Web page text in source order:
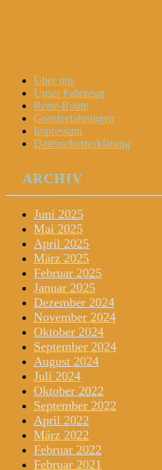
Menu
Widgets
Search
Skip
content
Über uns
Unser Fahrzeug
Reise-Route
Grenzerfahrungen
Impressum
Datenschutzerklärung
ARCHIV
Juni 2025
Mai 2025
April 2025
März 2025
Februar 2025
Januar 2025
Dezember 2024
November 2024
Oktober 2024
September 2024
August 2024
Juli 2024
Oktober 2022
September 2022
April 2022
März 2022
Februar 2022
Februar 2021